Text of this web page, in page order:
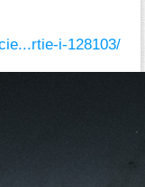
i-128103/